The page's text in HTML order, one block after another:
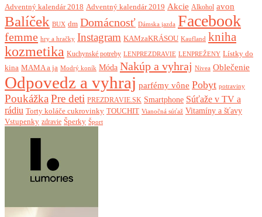
Adventný kalendár 2018 Adventný kalendár 2019 Akcie Alkohol avon
Balíček BUX dm Domácnosť Dámska jazda Facebook
femme hry a hračky Instagram KAMzaKRÁSOU Kaufland kniha
kozmetika Kuchynské potreby LENPREZDRAVIE LENPREŽENY Lístky do
kina MAMA a ja Modrý koník Móda Nakúp a vyhraj Nivea Oblečenie
Odpovedz a vyhraj parfémy vône Pobyt potraviny
Poukážka Pre deti PREZDRAVIE.SK Smartphone Súťaže v TV a
rádiu Torty koláče cukrovinky TOUCHIT Vianočná súťaž Vitamíny a šťavy
Vstupenky zdravie Šperky Šport